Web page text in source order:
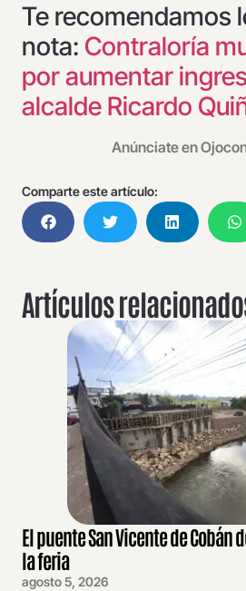
Te recomendamos
nota: Contraloría
por aumentar
alcalde Ricardo
Anúnciate en
Comparte este artículo:
Artículos
El puente San Vicente de Cobán
la feria
agosto 5, 2026